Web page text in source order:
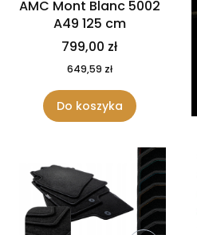
AMC Mont Blanc 5002
A49 125 cm
799,00 zł
649,59 zł
Do koszyka